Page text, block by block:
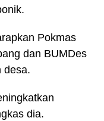
Pokmas
dan BUMDes
desa.
dia.